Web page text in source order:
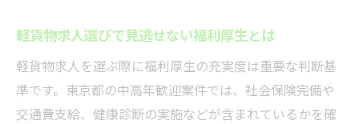
軽貨物求人選びで見逃せない福利厚生とは
軽貨物求人を選ぶ際に福利厚生の充実度は重要な判断基
準です。東京都の中高年歓迎案件では、社会保険完備や
交通費支給、健康診断の実施などが含まれているかを確